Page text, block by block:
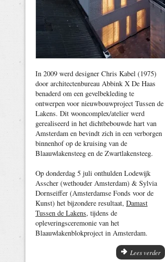
In 2009 werd designer Chris Kabel (1975)
door architectenbureau Abbink X De Haas
benaderd om een gevelbekleding te
ontwerpen voor nieuwbouwproject Tussen de
Lakens. Dit wooncomplex/atelier werd
gerealiseerd in het dichtbebouwde hart van
Amsterdam en bevindt zich in een verborgen
binnenhof op de kruising van de
Blaauwlakensteeg en de Zwartlakensteeg.
Op donderdag 5 juli onthulden Lodewijk
Asscher (wethouder Amsterdam) & Sylvia
Dornseiffer (Amsterdamse Fonds voor de
Kunst) het bijzondere resultaat, Damast
Tussen de Lakens, tijdens de
opleveringsceremonie van het
Blaauwlakenblokproject in Amsterdam.
Lees verder